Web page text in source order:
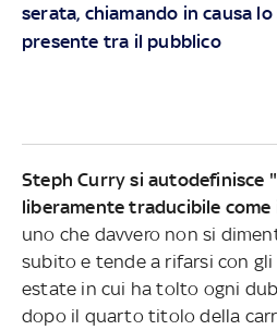
serata, chiamando in causa
presente tra il pubblico
Steph Curry si autodefinisce
liberamente traducibile come
uno che davvero non si
subito e tende a rifarsi con
estate in cui ha tolto ogni
dopo il quarto titolo della